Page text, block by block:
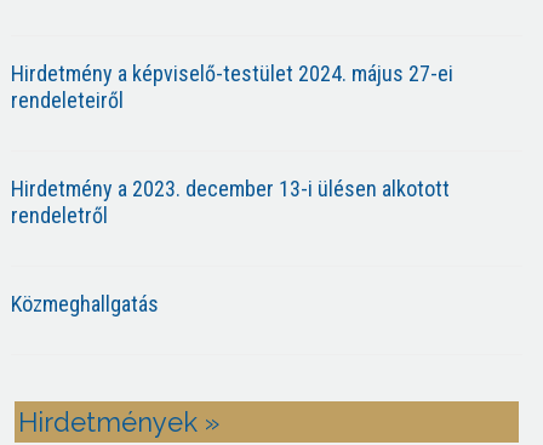
Hirdetmény a képviselő-testület 2024. május 27-ei
rendeleteiről
Hirdetmény a 2023. december 13-i ülésen alkotott
rendeletről
Közmeghallgatás
Hirdetmények »